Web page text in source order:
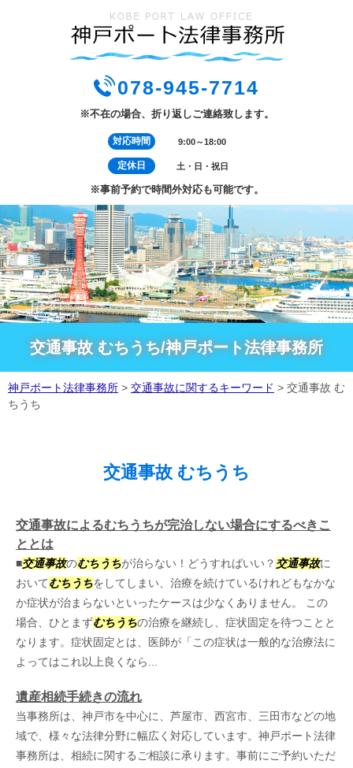
078-945-7714
※不在の場合、折り返しご連絡致します。
対応時間 9:00～18:00
定休日 土・日・祝日
※事前予約で時間外対応も可能です。
交通事故 むちうち/神戸ポート法律事務所
神戸ポート法律事務所 > 交通事故に関するキーワード > 交通事故 む
ちうち
交通事故 むちうち
交通事故によるむちうちが完治しない場合にするべきこ
ととは
■交通事故のむちうちが治らない！どうすればいい？ 交通事故に
おいてむちうちをしてしまい、治療を続けているけれどもなかな
か症状が治まらないといったケースは少なくありません。 この
場合、ひとまずむちうちの治療を継続し、症状固定を待つことと
なります。症状固定とは、医師が「この症状は一般的な治療法に
よってはこれ以上良くなら...
遺産相続手続きの流れ
当事務所は、神戸市を中心に、芦屋市、西宮市、三田市などの地
域で、様々な法律分野に幅広く対応しています。神戸ポート法律
事務所は、相続に関するご相談に承ります。事前にご予約いただ